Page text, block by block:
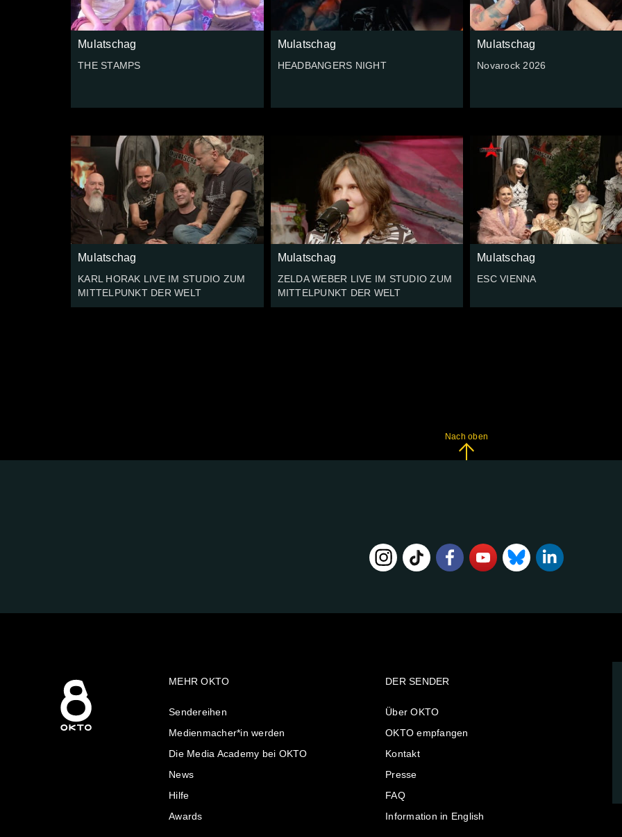
Mulatschag
THE STAMPS
Mulatschag
HEADBANGERS NIGHT
Mulatschag
Novarock 2026
Mulatschag
KARL HORAK LIVE IM STUDIO ZUM
MITTELPUNKT DER WELT
Mulatschag
ZELDA WEBER LIVE IM STUDIO ZUM
MITTELPUNKT DER WELT
Mulatschag
ESC VIENNA
Nach oben
MEHR OKTO
Sendereihen
Medienmacher*in werden
Die Media Academy bei OKTO
News
Hilfe
Awards
DER SENDER
Über OKTO
OKTO empfangen
Kontakt
Presse
FAQ
Information in English